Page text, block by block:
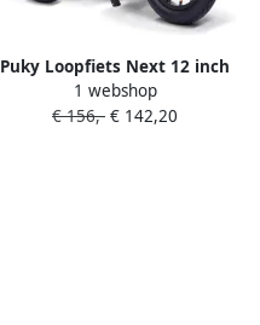
Puky Loopfiets Next 12 inch
Groen Voor kinderen vanaf
twee jaar V-brake Award
1 webshop
€ 156,- € 142,20